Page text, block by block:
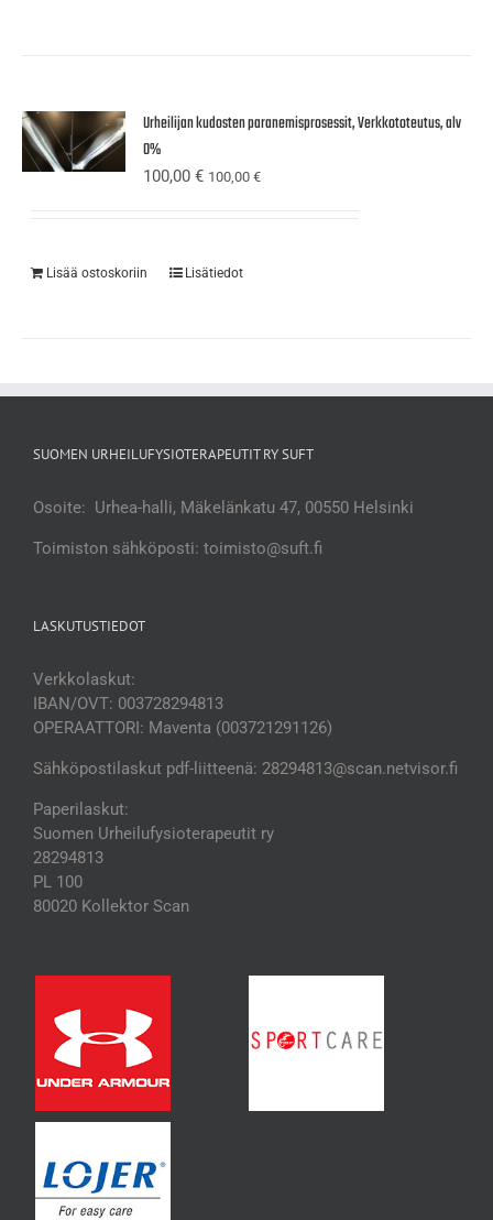
Urheilijan kudosten paranemisprosessit, Verkkototeutus, alv
0%
100,00€ 100,00€
Lisää ostoskoriin Lisätiedot
SUOMEN URHEILUFYSIOTERAPEUTIT RY SUFT
Osoite: Urhea-halli, Mäkelänkatu 47, 00550 Helsinki
Toimiston sähköposti: toimisto@suft.fi
LASKUTUSTIEDOT
Verkkolaskut:
IBAN/OVT: 003728294813
OPERAATTORI: Maventa (003721291126)
Sähköpostilaskut pdf-liitteenä: 28294813@scan.netvisor.fi
Paperilaskut:
Suomen Urheilufysioterapeutit ry
28294813
PL 100
80020 Kollektor Scan